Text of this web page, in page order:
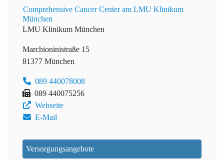
Comprehensive Cancer Center am LMU Klinikum
München
LMU Klinikum München
Marchioninistraße 15
81377 München
089 440078008
089 440075256
Webseite
E-Mail
Versorgungsangebote